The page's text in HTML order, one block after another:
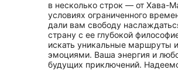
в несколько строк — от Хава-
условиях ограниченного
дали вам свободу
страну с ее глубокой
искать уникальные маршруты
эмоциями. Ваша энергия и
будущих приключений.